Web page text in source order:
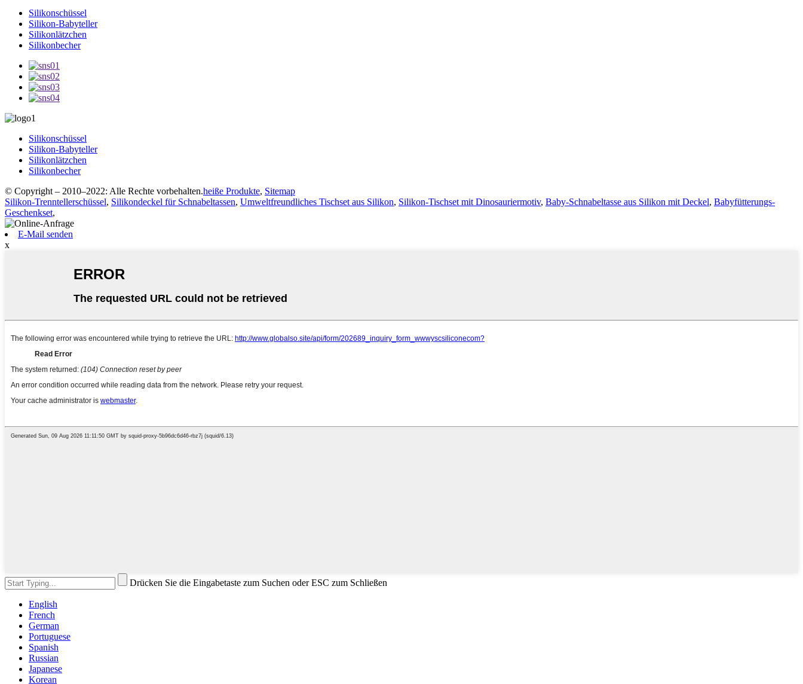
Silikonschüssel
Silikon-Babyteller
Silikonlätzchen
Silikonbecher
Silikonschüssel
Silikon-Babyteller
Silikonlätzchen
Silikonbecher
© Copyright – 2010–2022: Alle Rechte vorbehalten.heiße Produkte, Sitemap
Silikon-Trenntellerschüssel, Silikondeckel für Schnabeltassen, Umweltfreundliches Tischset aus Silikon, Silikon-Tischset mit Dinosauriermotiv, Baby-Schnabeltasse aus Silikon mit Deckel, Babyfütterungs-
Geschenkset,
E-Mail senden
x
Drücken Sie die Eingabetaste zum Suchen oder ESC zum Schließen
English
French
German
Portuguese
Spanish
Russian
Japanese
Korean